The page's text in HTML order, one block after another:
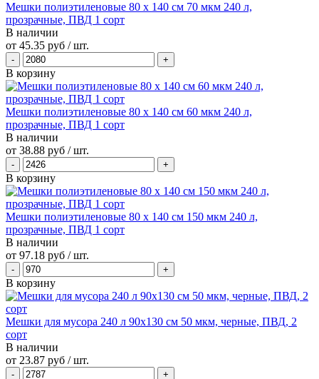
Мешки полиэтиленовые 80 х 140 см 70 мкм 240 л,
прозрачные, ПВД 1 сорт
В наличии
от 45.35 руб / шт.
В корзину
Мешки полиэтиленовые 80 х 140 см 60 мкм 240 л,
прозрачные, ПВД 1 сорт
В наличии
от 38.88 руб / шт.
В корзину
Мешки полиэтиленовые 80 х 140 см 150 мкм 240 л,
прозрачные, ПВД 1 сорт
В наличии
от 97.18 руб / шт.
В корзину
Мешки для мусора 240 л 90х130 см 50 мкм, черные, ПВД, 2
сорт
В наличии
от 23.87 руб / шт.